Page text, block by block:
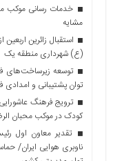
مشایه
استقبال زائرین
(ع) شهرداری منطقه یک
توسعه زیرساخت‌های
توان پشتیبانی و امدادی
ترویج فرهنگ
کودک در موکب محبان
تقدیر معاون اول
ناوبری هوایی ایران/